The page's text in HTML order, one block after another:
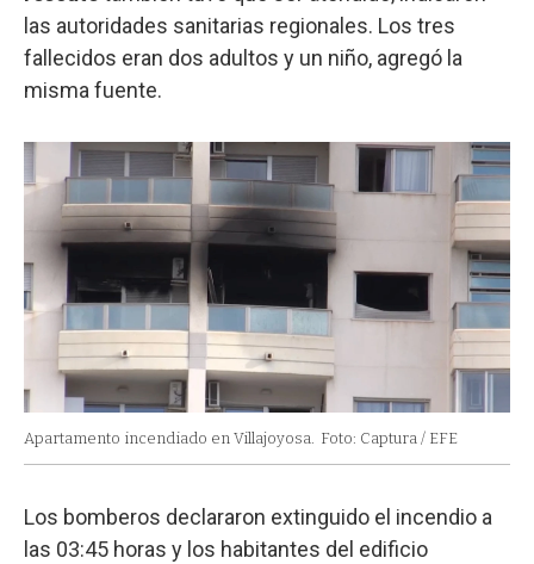
las autoridades sanitarias regionales. Los tres
fallecidos eran dos adultos y un niño, agregó la
misma fuente.
Apartamento incendiado en Villajoyosa. Foto: Captura / EFE
Los bomberos declararon extinguido el incendio a
las 03:45 horas y los habitantes del edificio